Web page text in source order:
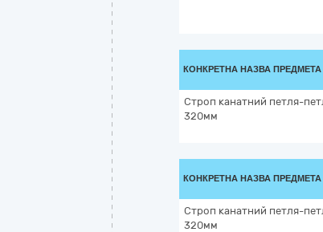
КОНКРЕТНА НАЗВА ПРЕДМЕТА
Строп канатний петля-
320мм
КОНКРЕТНА НАЗВА ПРЕДМЕТА
Строп канатний петля-
320мм